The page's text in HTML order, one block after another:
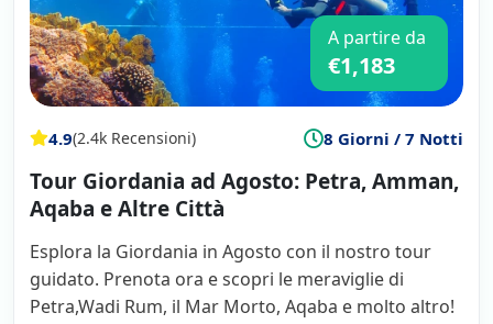
A partire da
€1,183
4.9(2.4k Recensioni) 8 Giorni / 7 Notti
Tour Giordania ad Agosto: Petra, Amman,
Aqaba e Altre Città
Esplora la Giordania in Agosto con il nostro tour
guidato. Prenota ora e scopri le meraviglie di
Petra,Wadi Rum, il Mar Morto, Aqaba e molto altro!